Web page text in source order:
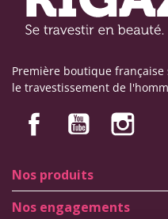
Première boutique française
le travestissement de
Nos produits
Nos engagements